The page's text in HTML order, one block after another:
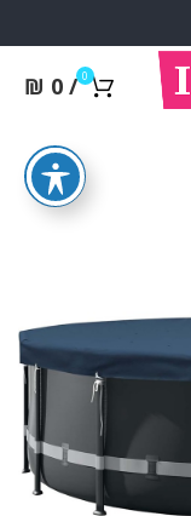
0
/
₪ 0